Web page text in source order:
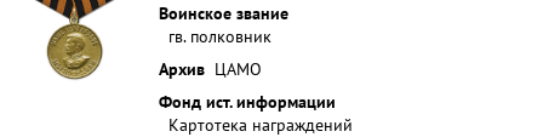
Воинское звание
гв. полковник
Архив ЦАМО
Фонд ист. информации
Картотека награждений